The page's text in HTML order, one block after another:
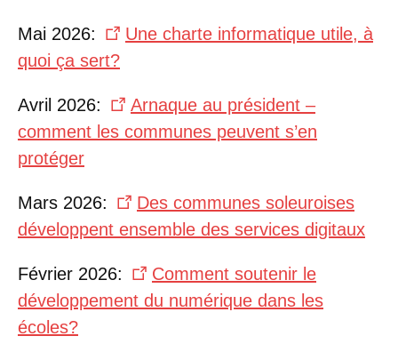
Mai 2026:
Une charte informatique utile, à
quoi ça sert?
Avril 2026:
Arnaque au président –
comment les communes peuvent s’en
protéger
Mars 2026:
Des communes soleuroises
développent ensemble des services digitaux
Février 2026:
Comment soutenir le
développement du numérique dans les
écoles?